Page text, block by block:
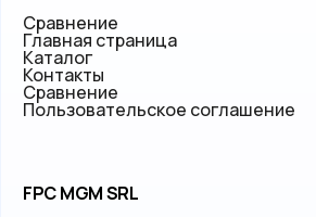
Сравнение
Главная страница
Каталог
Контакты
Сравнение
Пользовательское соглашение
FPC MGM SRL